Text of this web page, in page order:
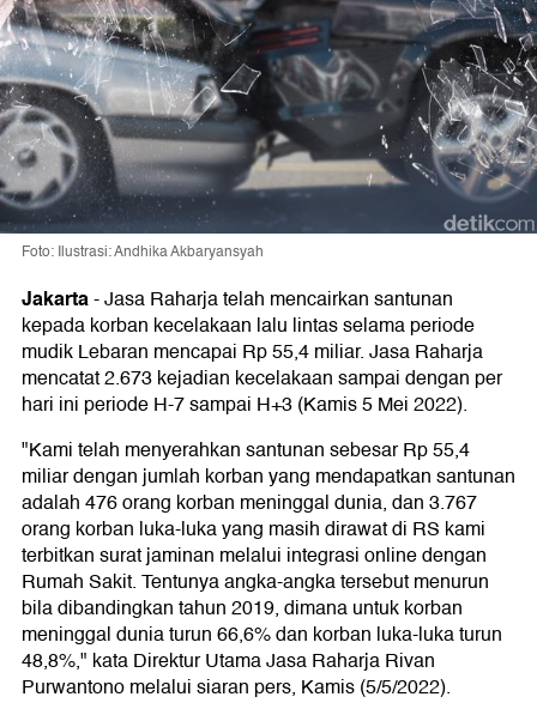
Foto: Ilustrasi: Andhika Akbaryansyah
Jakarta-Jasa Raharja telah mencairkan santunan
kepada korban kecelakaan lalu lintas selama periode
mudik Lebaran mencapai Rp 55,4 miliar. Jasa Raharja
mencatat 2.673 kejadian kecelakaan sampai dengan per
hari ini periode H-7 sampai H+3 (Kamis 5 Mei 2022).
"Kami telah menyerahkan santunan sebesar Rp 55,4
miliar dengan jumlah korban yang mendapatkan santunan
adalah 476 orang korban meninggal dunia, dan 3.767
orang korban luka-luka yang masih dirawat di RS kami
terbitkan surat jaminan melalui integrasi online dengan
Rumah Sakit. Tentunya angka-angka tersebut menurun
bila dibandingkan tahun 2019, dimana untuk korban
meninggal dunia turun 66,6% dan korban luka-luka turun
48,8%," kata Direktur Utama Jasa Raharja Rivan
Purwantono melalui siaran pers, Kamis (5/5/2022).